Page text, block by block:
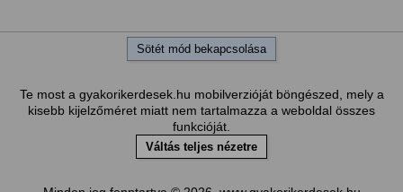
Sötét mód bekapcsolása
Te most a gyakorikerdesek.hu mobilverzióját böngészed, mely a
kisebb kijelzőméret miatt nem tartalmazza a weboldal összes
funkcióját.
Váltás teljes nézetre